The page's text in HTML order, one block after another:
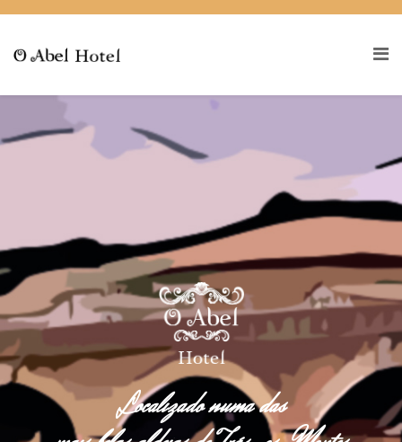
Localizado numa das